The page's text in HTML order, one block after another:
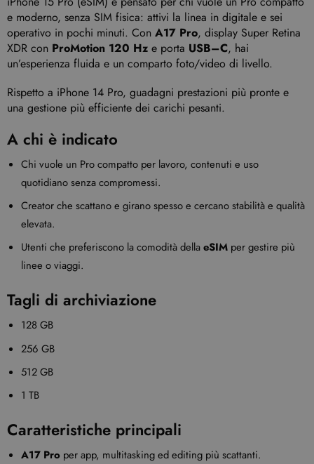
e moderno, senza SIM fisica: attivi la linea in digitale e sei
operativo in pochi minuti. Con A17 Pro, display Super Retina
XDR con ProMotion 120 Hz e porta USB–C, hai
un’esperienza fluida e un comparto foto/video di livello.
Rispetto a iPhone 14 Pro, guadagni prestazioni più pronte e
una gestione più efficiente dei carichi pesanti.
A chi è indicato
Chi vuole un Pro compatto per lavoro, contenuti e uso
quotidiano senza compromessi.
Creator che scattano e girano spesso e cercano stabilità e qualità
elevata.
Utenti che preferiscono la comodità dellaeSIM per gestire più
linee o viaggi.
Tagli di archiviazione
128 GB
256 GB
512 GB
1 TB
Caratteristiche principali
A17 Pro per app, multitasking ed editing più scattanti.